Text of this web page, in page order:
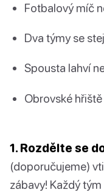
Fotbalový míč
Dva týmy se
Spousta lahví
Obrovské hřiště
1. Rozdělte se
(doporučujeme)
zábavy! Každý